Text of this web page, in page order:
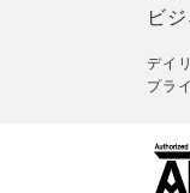
ビ
デイ
プラ